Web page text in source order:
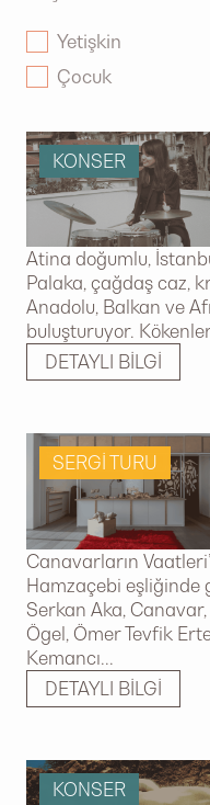
YAŞ GRUBU
Yetişkin
Çocuk
KONSER
Atina doğumlu,
Palaka, çağdaş caz,
Anadolu, Balkan ve
buluşturuyor.
DETAYLI BILGI
SERGI TURU
Canavarların
Hamzaçebi eşliğinde
Serkan Aka,
Ögel, Ömer Tevfik
Kemancı...
DETAYLI BILGI
KONSER